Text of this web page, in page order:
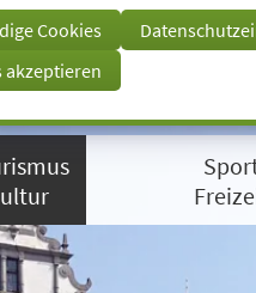
Cookies
akzeptieren